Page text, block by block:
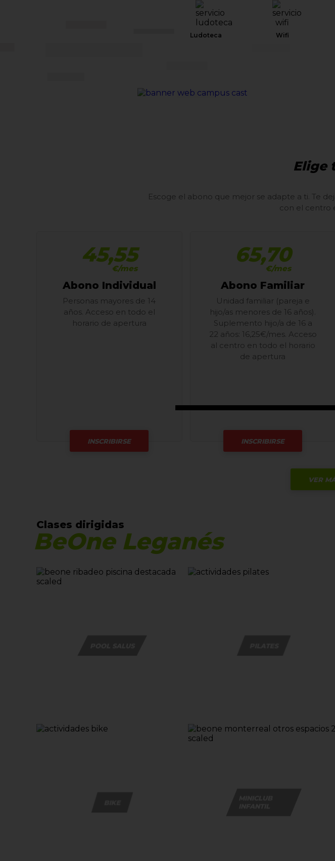
Ludoteca Wifi
Elige
Escoge el abono que mejor se adapte a ti. Te
con el centro
45,55
€/mes
Abono Individual
Personas mayores de 14
años. Acceso en todo el
horario de apertura
INSCRIBIRSE
65,70
€/mes
Abono Familiar
Unidad familiar (pareja e
hijo/as menores de 16 años).
Suplemento hijo/a de 16 a
22 años: 16,25€/mes. Acceso
al centro en todo el horario
de apertura
INSCRIBIRSE
VER
Clases dirigidas
BeOne Leganés